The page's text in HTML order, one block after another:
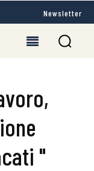
Newsletter
"